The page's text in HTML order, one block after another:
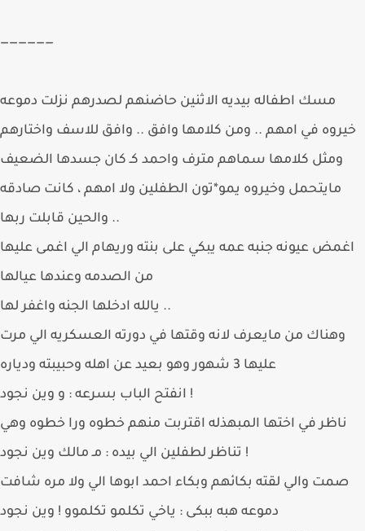
——————
مسك اطفاله بيديه الاثنين حاضنهم لصدرهم نزلت دموعه
في امهم .. ومن كلامها وافق .. وافق للاسف واختارهم
ومثل كلامها سماهم مترف واحمد كـ كان جسدها الضعيف
مايتحمل وخيروه يمو*تون الطفلين ولا امهم ، كانت صادقه
عيونه جنبه عمه يبكي على بنته وريهام الي اغمى عليها
من الصدمه وعندها عيالها
وهناك من مايعرف لانه وقتها في دورته العسكريه الي مرت
عليها 3 شهور وهو بعيد عن اهله وحبيبته ودياره
ناظر في اختها المبهذله اقتربت منهم خطوه ورا خطوه وهي
صمت والي لقته بكائهم وبكاء احمد ابوها الي ولا مره شافت
دموعه هبه ببكى : ياخي تكلمو تكلموو ! وين نجود